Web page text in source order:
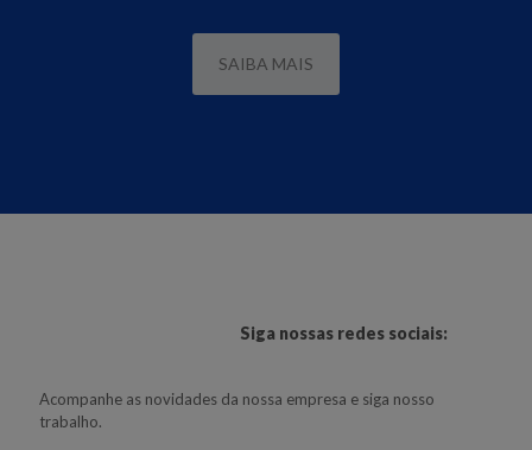
SAIBA MAIS
Siga nossas redes sociais:
Acompanhe as novidades da nossa empresa e siga nosso
trabalho.